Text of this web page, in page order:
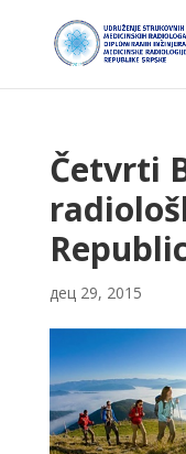
Četvrti
дец 29, 2015